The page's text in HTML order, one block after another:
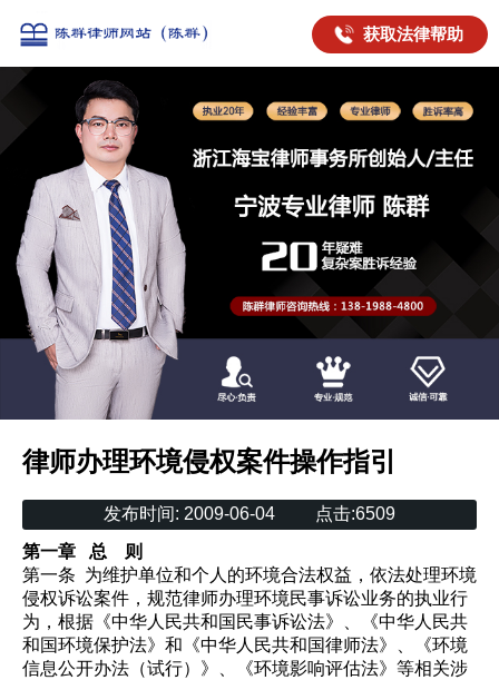
获取法律帮助
律师办理环境侵权案件操作指引
发布时间: 2009-06-04 点击:6509
第一章
总
则
第一条 为维护单位和个人的环境合法权益，依法处理环境
侵权诉讼案件，规范律师办理环境民事诉讼业务的执业行
为，根据《中华人民共和国民事诉讼法》、《中华人民共
和国环境保护法》和《中华人民共和国律师法》、《环境
信息公开办法（试行）》、《环境影响评估法》等相关涉